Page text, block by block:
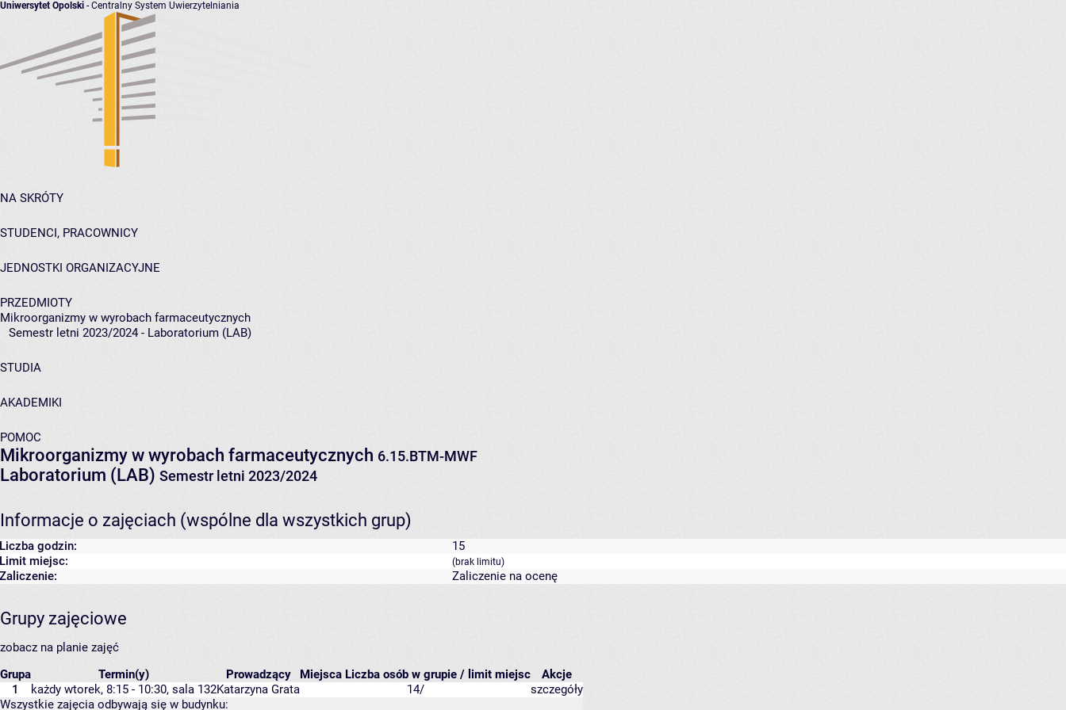
Uniwersytet Opolski - Centralny System Uwierzytelniania
NA SKRÓTY
STUDENCI, PRACOWNICY
JEDNOSTKI ORGANIZACYJNE
PRZEDMIOTY
Mikroorganizmy w wyrobach farmaceutycznych
Semestr letni 2023/2024 - Laboratorium (LAB)
STUDIA
AKADEMIKI
POMOC
Mikroorganizmy w wyrobach farmaceutycznych 6.15.BTM-MWF
Laboratorium (LAB) Semestr letni 2023/2024
Informacje o zajęciach (wspólne dla wszystkich grup)
Liczba godzin:
15
Limit miejsc:
(brak limitu)
Zaliczenie: Zaliczenie na ocenę
Grupy zajęciowe
zobacz na planie zajęć
Grupa
Termin(y) Prowadzący Miejsca Liczba osób w grupie / limit miejsc
Akcje
1
każdy wtorek, 8:15 - 10:30, sala 132Katarzyna Grata 14/
szczegóły
Wszystkie zajęcia odbywają się w budynku: